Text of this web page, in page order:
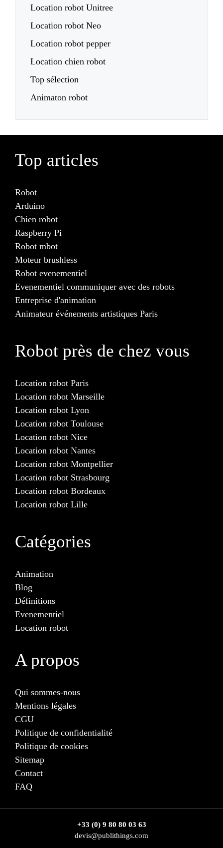
Location robot Unitree
Location robot Neo
Location robot pepper
Location chien robot
Top sélection
Animaton robot
Top articles
Robot
Arduino
Chien robot
Raspberry Pi
Robot mbot
Moteur brushless
Robot evenementiel
Evenementiel communiquer avec des robots
Entreprise d'animation
Animateur événements artistiques Paris
Robot près de chez vous
Location robot Paris
Location robot Marseille
Location robot Lyon
Location robot Toulouse
Location robot Nice
Location robot Nantes
Location robot Montpellier
Location robot Strasbourg
Location robot Bordeaux
Location robot Lille
Catégories
Animation
Blog
Définitions
Evenementiel
Location robot
A propos
Qui sommes-nous
Mentions légales
CGU
Politique de confidentialité
Politique de cookies
Sitemap
Contact
FAQ
+33 (0) 9 80 80 03 63
devis@publithings.com